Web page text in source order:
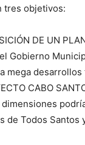
tres objetivos:
DE UN
Gobierno
mega
CABO
de Todos Santos